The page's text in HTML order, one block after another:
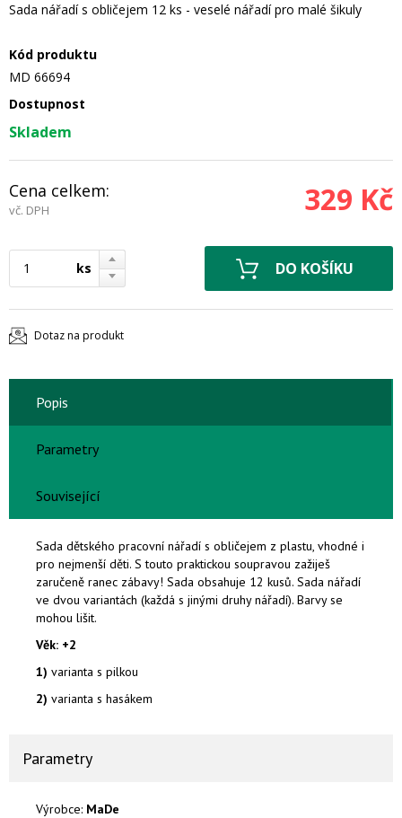
Sada nářadí s obličejem 12 ks - veselé nářadí pro malé šikuly
Kód produktu
MD 66694
Dostupnost
Skladem
Cena celkem:
vč. DPH 329 Kč
ks
Dotaz na produkt
Popis
Parametry
Související
Sada dětského pracovní nářadí s obličejem z plastu, vhodné i
pro nejmenší děti. S touto praktickou soupravou zažiješ
zaručeně ranec zábavy! Sada obsahuje 12 kusů. Sada nářadí
ve dvou variantách (každá s jinými druhy nářadí). Barvy se
mohou lišit.
Věk: +2
1) varianta s pilkou
2) varianta s hasákem
Parametry
Výrobce: MaDe